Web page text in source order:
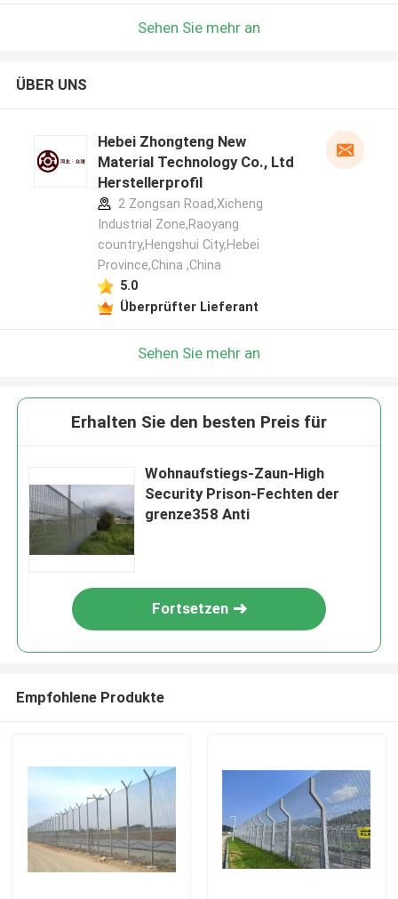
Sehen Sie mehr an
ÜBER UNS
Hebei Zhongteng New
Material Technology Co., Ltd
Herstellerprofil
2 Zongsan Road,Xicheng
Industrial Zone,Raoyang
country,Hengshui City,Hebei
Province,China ,China
5.0
Überprüfter Lieferant
Sehen Sie mehr an
Erhalten Sie den besten Preis für
Wohnaufstiegs-Zaun-High
Security Prison-Fechten der
grenze358 Anti
Fortsetzen
Empfohlene Produkte